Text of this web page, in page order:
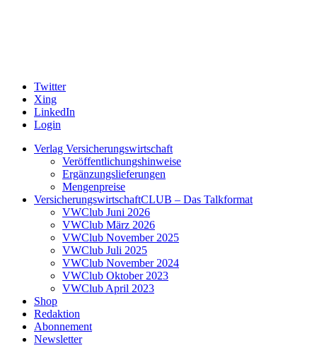
Twitter
Xing
LinkedIn
Login
Verlag Versicherungswirtschaft
Veröffentlichungshinweise
Ergänzungslieferungen
Mengenpreise
VersicherungswirtschaftCLUB – Das Talkformat
VWClub Juni 2026
VWClub März 2026
VWClub November 2025
VWClub Juli 2025
VWClub November 2024
VWClub Oktober 2023
VWClub April 2023
Shop
Redaktion
Abonnement
Newsletter